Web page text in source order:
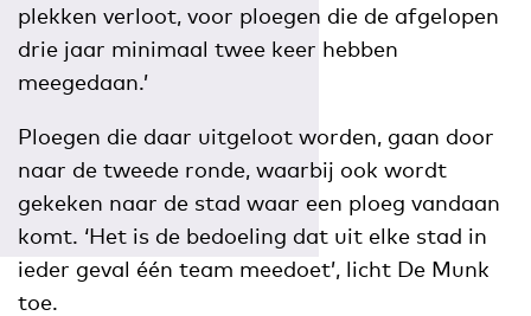
plekken verloot, voor ploegen die de afgelopen
drie jaar minimaal twee keer hebben
meegedaan.’
Ploegen die daar uitgeloot worden, gaan door
naar de tweede ronde, waarbij ook wordt
gekeken naar de stad waar een ploeg vandaan
komt. ‘Het is de bedoeling dat uit elke stad in
ieder geval één team meedoet’, licht De Munk
toe.